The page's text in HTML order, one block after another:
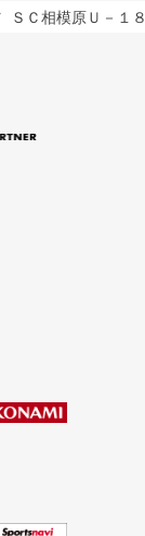
ＳＣ相模原Ｕ－１